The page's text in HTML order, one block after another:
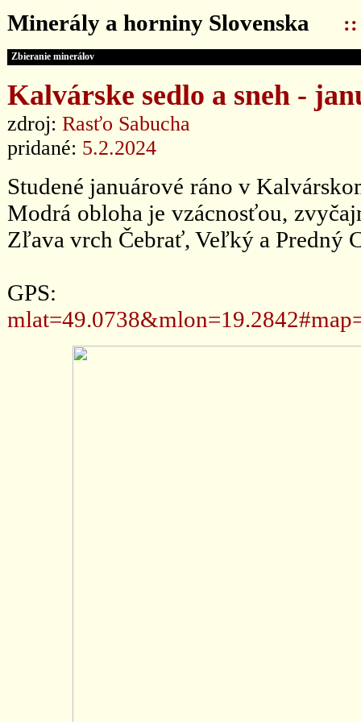
Minerály a horniny Slovenska ::
Zbieranie minerálov
Kalvárske sedlo a sneh -
zdroj: Rasťo Sabucha
pridané: 5.2.2024
Studené januárové ráno v
Modrá obloha je vzácnosťou,
Zľava vrch Čebrať, Veľký a Predný